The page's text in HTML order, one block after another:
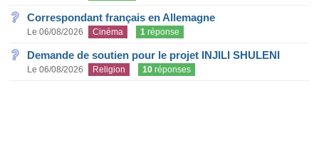
Correspondant français en Allemagne
Le 06/08/2026 Cinéma 1 réponse
Demande de soutien pour le projet INJILI SHULENI
Le 06/08/2026 Religion 10 réponses